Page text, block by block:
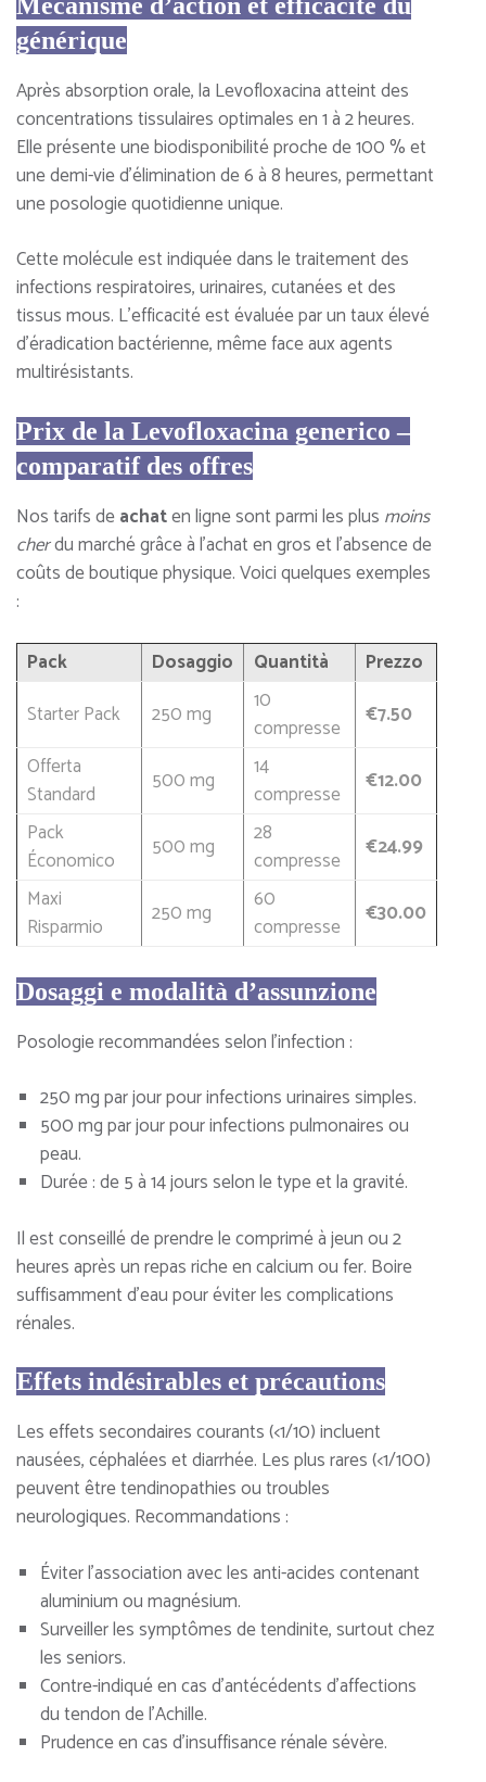
générique
Après absorption orale, la Levofloxacina atteint des
concentrations tissulaires optimales en 1 à 2 heures.
Elle présente une biodisponibilité proche de 100 % et
une demi-vie d’élimination de 6 à 8 heures, permettant
une posologie quotidienne unique.
Cette molécule est indiquée dans le traitement des
infections respiratoires, urinaires, cutanées et des
tissus mous. L’efficacité est évaluée par un taux élevé
d’éradication bactérienne, même face aux agents
multirésistants.
Prix de la Levofloxacina generico –
comparatif des offres
Nos tarifs deachaten ligne sont parmi les plus moins
cherdu marché grâce à l’achat en gros et l’absence de
coûts de boutique physique. Voici quelques exemples
:
Pack Dosaggio Quantità
Prezzo
Starter Pack
250 mg
10
compresse
€7.50
Offerta
Standard
500 mg
14
compresse
€12.00
Pack
Économico
500 mg
28
compresse
€24.99
Maxi
Risparmio
250 mg
60
compresse
€30.00
Dosaggi e modalità d’assunzione
Posologie recommandées selon l’infection :
250 mg par jour pour infections urinaires simples.
500 mg par jour pour infections pulmonaires ou
peau.
Durée : de 5 à 14 jours selon le type et la gravité.
Il est conseillé de prendre le comprimé à jeun ou 2
heures après un repas riche en calcium ou fer. Boire
suffisamment d’eau pour éviter les complications
rénales.
Effets indésirables et précautions
Les effets secondaires courants (<1/10) incluent
nausées, céphalées et diarrhée. Les plus rares (<1/100)
peuvent être tendinopathies ou troubles
neurologiques. Recommandations :
Éviter l’association avec les anti-acides contenant
aluminium ou magnésium.
Surveiller les symptômes de tendinite, surtout chez
les seniors.
Contre-indiqué en cas d’antécédents d’affections
du tendon de l’Achille.
Prudence en cas d’insuffisance rénale sévère.